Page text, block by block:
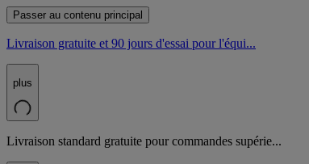
Passer au contenu principal
Livraison gratuite et 90 jours d'essai pour l'équi...
plus
Livraison standard gratuite pour commandes supérie...